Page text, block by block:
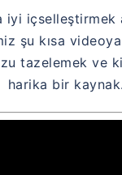
iyi içselleştirmek
şu kısa
tazelemek ve
harika bir kaynak.